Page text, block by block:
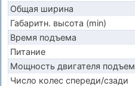
Общая ширина
Габаритн. высота (min)
Время подъема
Питание
Мощность двигателя
Число колес спереди/сзади